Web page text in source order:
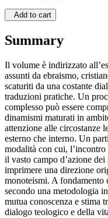
Add to cart
Summary
Il volume è indirizzato
assunti da ebraismo,
scaturiti da una costante
traduzioni pratiche. Un
complesso può essere
dinamismi maturati in
attenzione alle circostanze
esterno che interno. Un
modalità con cui,
il vasto campo d’azione
imprimere una direzione
monoteismi. A fondamento
secondo una metodologia
mutua conoscenza e stima
dialogo teologico e della